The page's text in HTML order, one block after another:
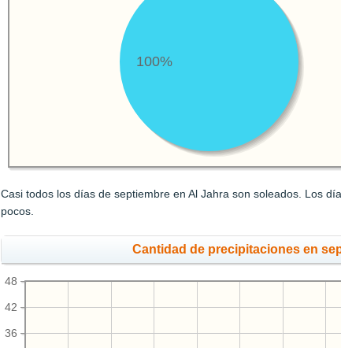
100%
Casi todos los días de septiembre en Al Jahra son soleados. Los
pocos.
Cantidad de precipitaciones en
36
42
48